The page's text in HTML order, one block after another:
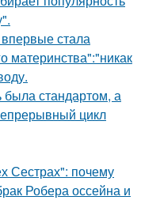
стала
материнства":"никак
стандартом, а
цикл
Сестрах": почему
Робера оссейна и